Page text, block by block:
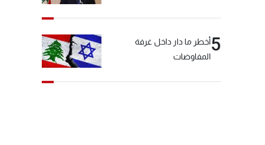
5أخطر ما دار داخل غرفة
المفاوضات